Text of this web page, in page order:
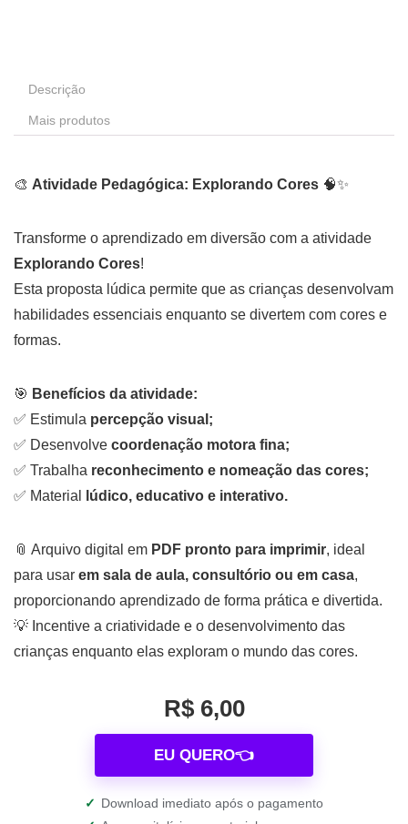
Descrição
Mais produtos
🎨 Atividade Pedagógica: Explorando Cores 🧠✨
Transforme o aprendizado em diversão com a atividade
Explorando Cores!
Esta proposta lúdica permite que as crianças desenvolvam
habilidades essenciais enquanto se divertem com cores e
formas.
🎯 Benefícios da atividade:
✅ Estimula percepção visual;
✅ Desenvolve coordenação motora fina;
✅ Trabalha reconhecimento e nomeação das cores;
✅ Material
lúdico, educativo e interativo.
📎 Arquivo digital em PDF pronto para imprimir, ideal
para usar em sala de aula, consultório ou em casa,
proporcionando aprendizado de forma prática e divertida.
💡 Incentive a criatividade e o desenvolvimento das
crianças enquanto elas exploram o mundo das cores.
R$ 6,00
EU QUERO👈
✓ Download imediato após o pagamento